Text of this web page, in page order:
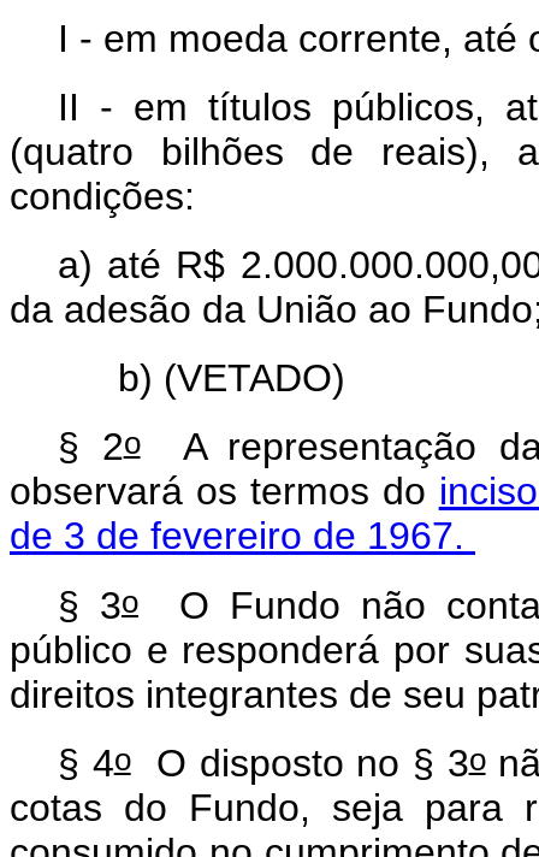
I - em moeda corrente,
II - em títulos públicos,
(quatro bilhões de reais),
condições:
a) até R$
da adesão da União ao
b) (VETADO)
§ 2oA representação
observará os termos do
de 3 de fevereiro de 1967.
§ 3oO Fundo não
público e responderá por
direitos integrantes de seu
§ 4oO disposto no § 3o
cotas do Fundo, seja para